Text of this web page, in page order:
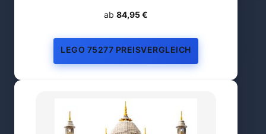
ab 84,95 €
LEGO 75277 PREISVERGLEICH